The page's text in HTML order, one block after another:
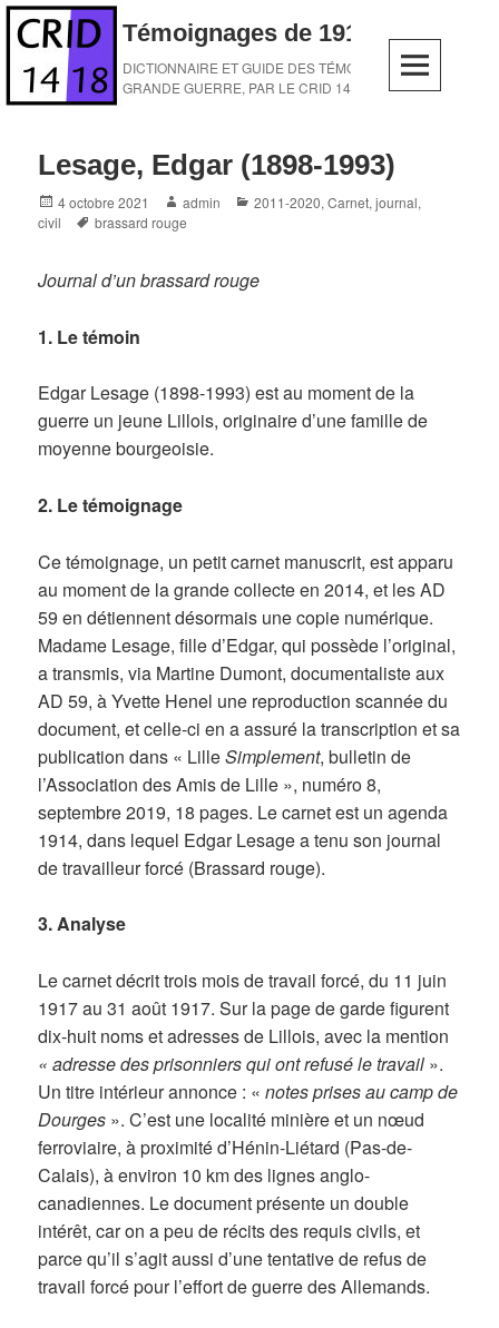
Skip
content
Témoignages de 1914-1918
DICTIONNAIRE ET GUIDE DES TÉMOINS DE LA
GRANDE GUERRE, PAR LE CRID 14-18
Lesage, Edgar (1898-1993)
Posted
on
4 octobre 2021 Author
admin Categories
2011-2020,Carnet, journal,
civil
Tags
brassard rouge
Journal d’un brassard rouge
1. Le témoin
Edgar Lesage (1898-1993) est au moment de la
guerre un jeune Lillois, originaire d’une famille de
moyenne bourgeoisie.
2. Le témoignage
Ce témoignage, un petit carnet manuscrit, est apparu
au moment de la grande collecte en 2014, et les AD
59 en détiennent désormais une copie numérique.
Madame Lesage, fille d’Edgar, qui possède l’original,
a transmis, via Martine Dumont, documentaliste aux
AD 59, à Yvette Henel une reproduction scannée du
document, et celle-ci en a assuré la transcription et sa
publication dans « LilleSimplement, bulletin de
l’Association des Amis de Lille », numéro 8,
septembre 2019, 18 pages. Le carnet est un agenda
1914, dans lequel Edgar Lesage a tenu son journal
de travailleur forcé (Brassard rouge).
3. Analyse
Le carnet décrit trois mois de travail forcé, du 11 juin
1917 au 31 août 1917. Sur la page de garde figurent
dix-huit noms et adresses de Lillois, avec la mention
« adresse des prisonniers qui ont refusé le travail ».
Un titre intérieur annonce : «notes prises au camp de
Dourges ». C’est une localité minière et un nœud
ferroviaire, à proximité d’Hénin-Liétard (Pas-de-
Calais), à environ 10 km des lignes anglo-
canadiennes. Le document présente un double
intérêt, car on a peu de récits des requis civils, et
parce qu’il s’agit aussi d’une tentative de refus de
travail forcé pour l’effort de guerre des Allemands.